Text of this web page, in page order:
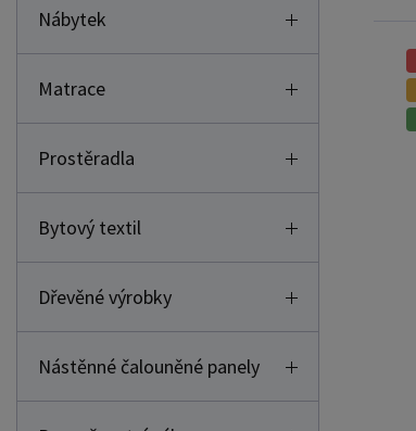
Nábytek
Matrace
Prostěradla
Bytový textil
Dřevěné výrobky
Nástěnné čalouněné panely